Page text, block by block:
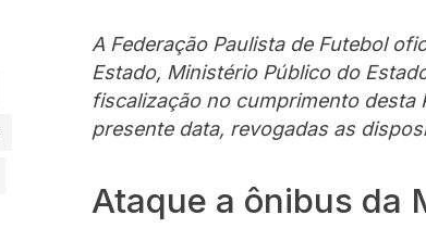
A Federação Paulista de Futebol
Estado, Ministério Público do
fiscalização no cumprimento desta
presente data, revogadas as
Ataque a ônibus da